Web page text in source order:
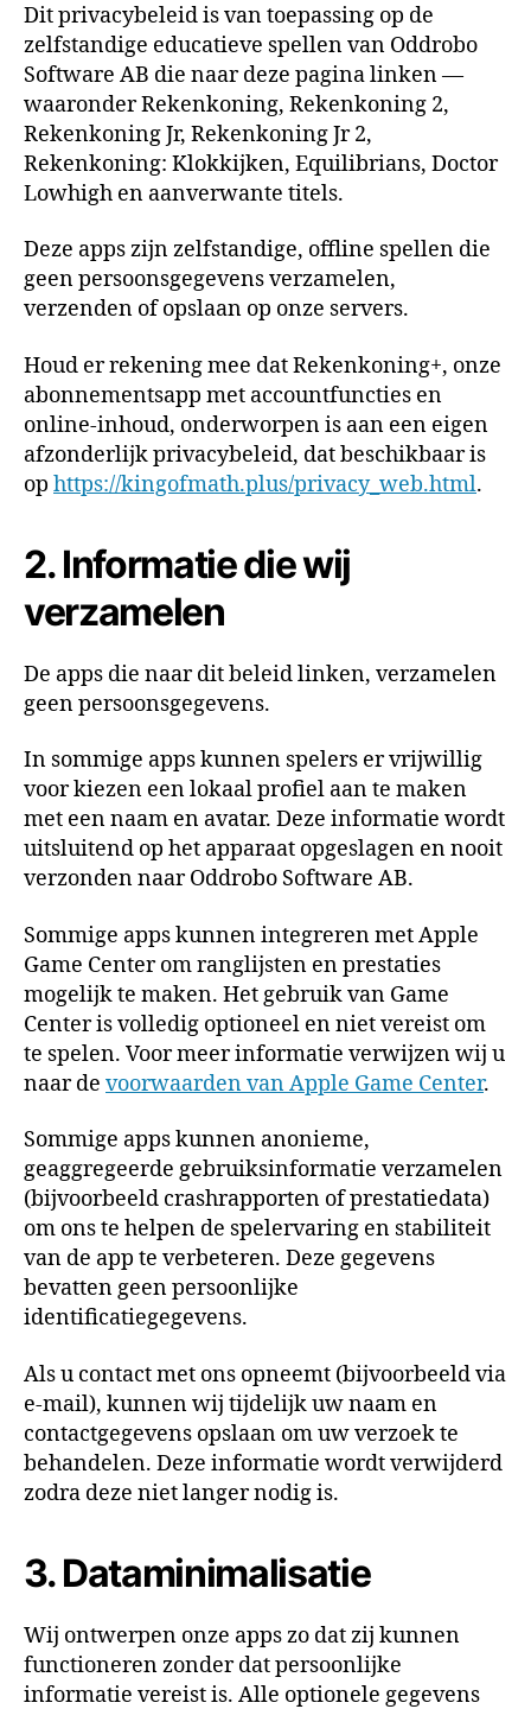
Dit privacybeleid is van toepassing op de
zelfstandige educatieve spellen van Oddrobo
Software AB die naar deze pagina linken —
waaronder Rekenkoning, Rekenkoning 2,
Rekenkoning Jr, Rekenkoning Jr 2,
Rekenkoning: Klokkijken, Equilibrians, Doctor
Lowhigh en aanverwante titels.
Deze apps zijn zelfstandige, offline spellen die
geen persoonsgegevens verzamelen,
verzenden of opslaan op onze servers.
Houd er rekening mee dat Rekenkoning+, onze
abonnementsapp met accountfuncties en
online-inhoud, onderworpen is aan een eigen
afzonderlijk privacybeleid, dat beschikbaar is
op https://kingofmath.plus/privacy_web.html.
2. Informatie die wij
verzamelen
De apps die naar dit beleid linken, verzamelen
geen persoonsgegevens.
In sommige apps kunnen spelers er vrijwillig
voor kiezen een lokaal profiel aan te maken
met een naam en avatar. Deze informatie wordt
uitsluitend op het apparaat opgeslagen en nooit
verzonden naar Oddrobo Software AB.
Sommige apps kunnen integreren met Apple
Game Center om ranglijsten en prestaties
mogelijk te maken. Het gebruik van Game
Center is volledig optioneel en niet vereist om
te spelen. Voor meer informatie verwijzen wij u
naar de voorwaarden van Apple Game Center.
Sommige apps kunnen anonieme,
geaggregeerde gebruiksinformatie verzamelen
(bijvoorbeeld crashrapporten of prestatiedata)
om ons te helpen de spelervaring en stabiliteit
van de app te verbeteren. Deze gegevens
bevatten geen persoonlijke
identificatiegegevens.
Als u contact met ons opneemt (bijvoorbeeld via
e-mail), kunnen wij tijdelijk uw naam en
contactgegevens opslaan om uw verzoek te
behandelen. Deze informatie wordt verwijderd
zodra deze niet langer nodig is.
3. Dataminimalisatie
Wij ontwerpen onze apps zo dat zij kunnen
functioneren zonder dat persoonlijke
informatie vereist is. Alle optionele gegevens